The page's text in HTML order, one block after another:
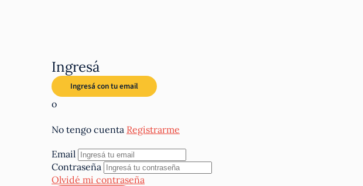
Ingresá
o
No tengo cuenta Registrarme
Email
Contraseña
Olvidé mi contraseña